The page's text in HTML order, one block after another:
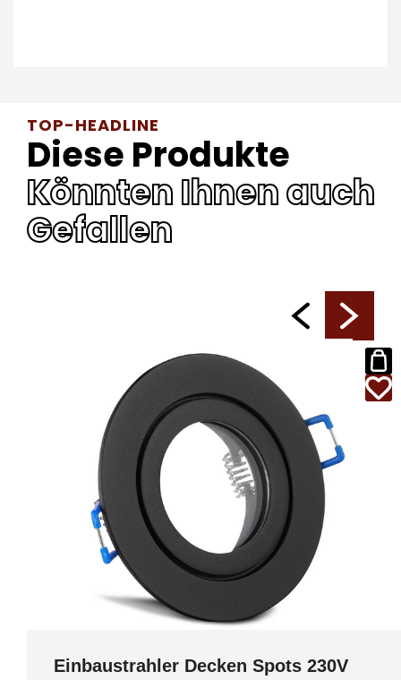
TOP-HEADLINE
Diese Produkte
Könnten Ihnen auch
Gefallen
Einbaustrahler Decken Spots 230V